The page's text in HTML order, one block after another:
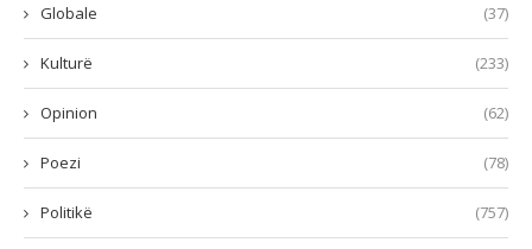
Globale (37)
Kulturë (233)
Opinion (62)
Poezi (78)
Politikë (757)